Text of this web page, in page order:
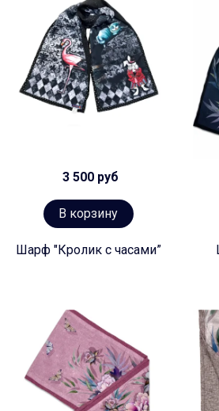
3 500 руб
В корзину
Шарф "Кролик с часами”